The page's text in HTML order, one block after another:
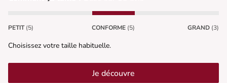
PETIT (5) CONFORME (5) GRAND (3)
Choisissez votre taille habituelle.
Je découvre